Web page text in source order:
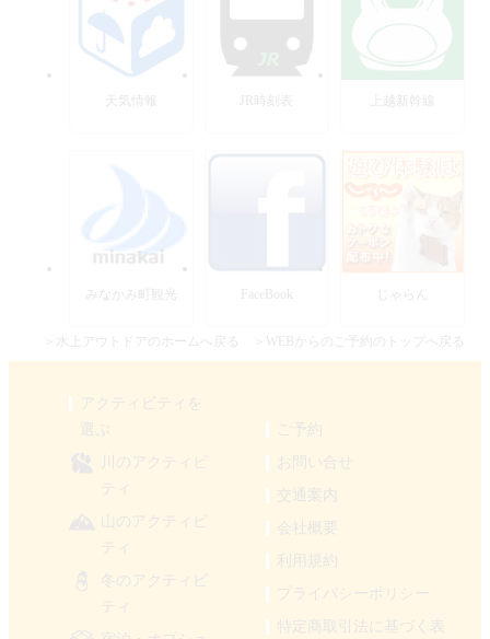
天気情報 JR時刻表
みなかみ町観光 FaceBook じゃらん
＞水上アウトドアのホームへ戻る ＞WEBからのご予約のトップへ戻る
アクティビティを
川のアクティビ
ティ
山のアクティビ
ティ
冬のアクティビ
ティ
ご予約
お問い合せ
交通案内
会社概要
利用規約
プライバシーポリシー
特定商取引法に基づく表